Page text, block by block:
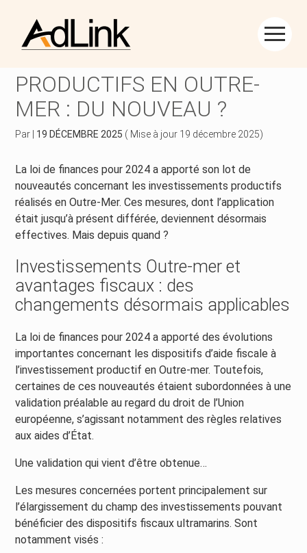
Aller
au
Créer et reprendre une activité
Développer votre entreprise
Construire votre patrimoine
Être prêt pour la facturation électronique
Piloter votre gestion
Gérer vos ressources humaines
Dématérialiser vos documents
PRODUCTIFS EN OUTRE-
MER : DU NOUVEAU ?
Par 19 DÉCEMBRE 2025 ( Mise à jour 19 décembre 2025)
La loi de finances pour 2024 a apporté son lot de
nouveautés concernant les investissements productifs
réalisés en Outre-Mer. Ces mesures, dont l’application
était jusqu’à présent différée, deviennent désormais
effectives. Mais depuis quand ?
Investissements Outre-mer et
avantages fiscaux : des
changements désormais applicables
La loi de finances pour 2024 a apporté des évolutions
importantes concernant les dispositifs d’aide fiscale à
l’investissement productif en Outre-mer. Toutefois,
certaines de ces nouveautés étaient subordonnées à une
validation préalable au regard du droit de l’Union
européenne, s’agissant notamment des règles relatives
aux aides d’État.
Une validation qui vient d’être obtenue…
Les mesures concernées portent principalement sur
l’élargissement du champ des investissements pouvant
bénéficier des dispositifs fiscaux ultramarins. Sont
notamment visés :